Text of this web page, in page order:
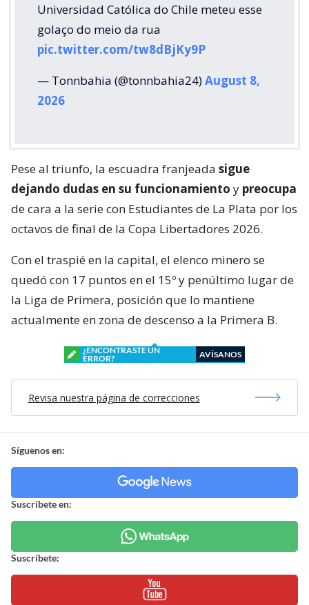
Universidad Católica do Chile meteu esse
golaço do meio da rua
pic.twitter.com/tw8dBjKy9P
— Tonnbahia (@tonnbahia24)August 8,
2026
Pese al triunfo, la escuadra franjeada sigue
dejando dudas en su funcionamiento y preocupa
de cara a la serie con Estudiantes de La Plata por los
octavos de final de la Copa Libertadores 2026.
Con el traspié en la capital, el elenco minero se
quedó con 17 puntos en el 15º y penúltimo lugar de
la Liga de Primera, posición que lo mantiene
actualmente en zona de descenso a la Primera B.
¿ENCONTRASTE UN
ERROR?
AVÍSANOS
Revisa nuestra página de correcciones
Síguenos en:
Suscríbete en:
Suscríbete: